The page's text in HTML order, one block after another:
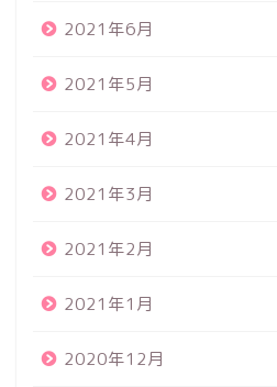
2021年6月
2021年5月
2021年4月
2021年3月
2021年2月
2021年1月
2020年12月